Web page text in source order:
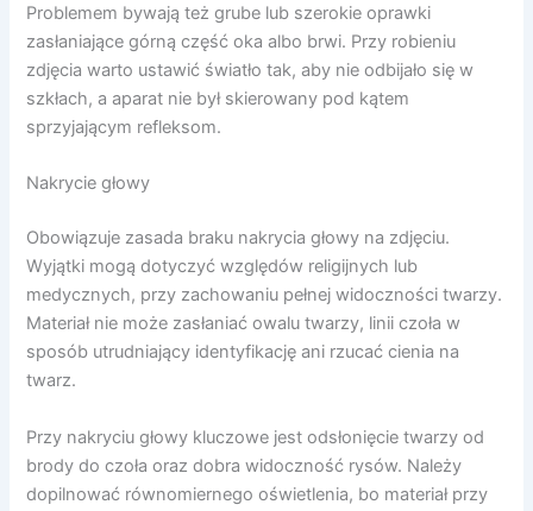
Problemem bywają też grube lub szerokie oprawki
zasłaniające górną część oka albo brwi. Przy robieniu
zdjęcia warto ustawić światło tak, aby nie odbijało się w
szkłach, a aparat nie był skierowany pod kątem
sprzyjającym refleksom.
Nakrycie głowy
Obowiązuje zasada braku nakrycia głowy na zdjęciu.
Wyjątki mogą dotyczyć względów religijnych lub
medycznych, przy zachowaniu pełnej widoczności twarzy.
Materiał nie może zasłaniać owalu twarzy, linii czoła w
sposób utrudniający identyfikację ani rzucać cienia na
twarz.
Przy nakryciu głowy kluczowe jest odsłonięcie twarzy od
brody do czoła oraz dobra widoczność rysów. Należy
dopilnować równomiernego oświetlenia, bo materiał przy